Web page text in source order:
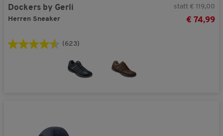
Dockers by Gerli
Herren Sneaker
statt € 119,00
€ 74,99
(623)